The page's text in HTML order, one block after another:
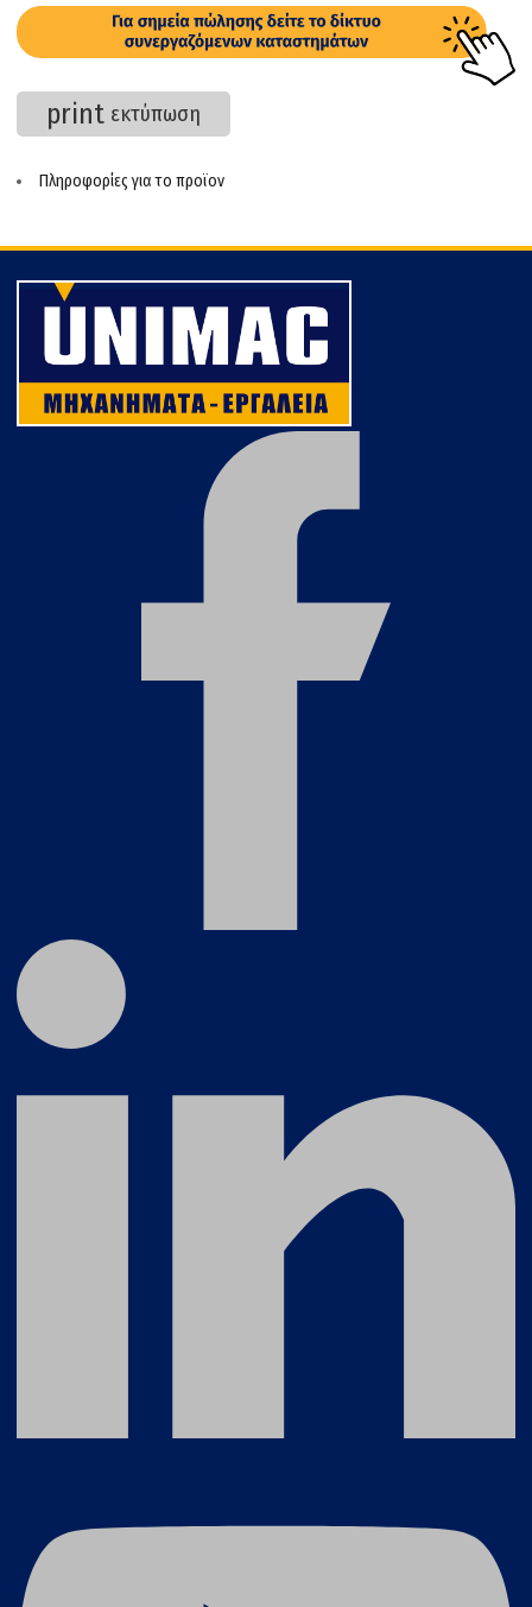
print εκτύπωση
Πληροφορίες για το προϊον